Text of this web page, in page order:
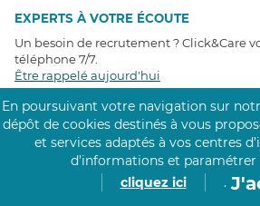
EXPERTS À VOTRE ÉCOUTE
Un besoin de recrutement ? Click&Care
téléphone 7/7
Être rappelé aujourd'hui
TÉMOIGNAGES CLIENTS
4,6 /5
Avis clientsrécoltés sur
En poursuivant votre navigation sur
dépôt de cookies destinés à vous
et services adaptés à vos centres
d’informations et paramétrer
cliquez ici
.